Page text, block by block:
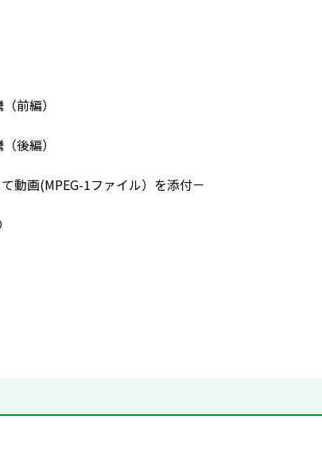
前編）
後編）
動画(MPEG-1ファイル）を添付－